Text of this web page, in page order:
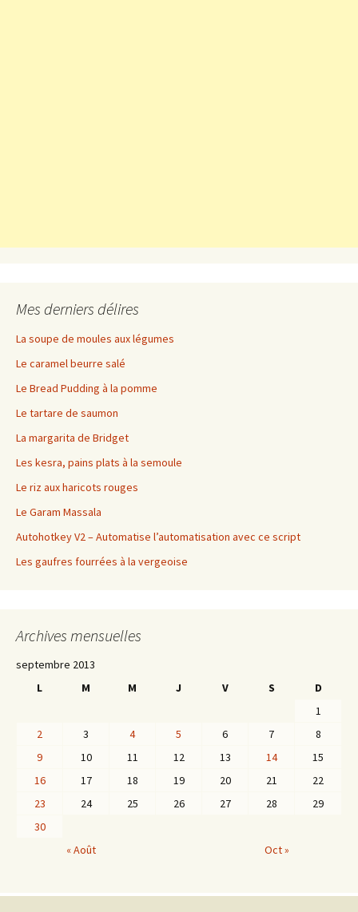
Mes derniers délires
La soupe de moules aux légumes
Le caramel beurre salé
Le Bread Pudding à la pomme
Le tartare de saumon
La margarita de Bridget
Les kesra, pains plats à la semoule
Le riz aux haricots rouges
Le Garam Massala
Autohotkey V2 – Automatise l’automatisation avec ce script
Les gaufres fourrées à la vergeoise
Archives mensuelles
septembre 2013
L
M M J V S
D
1
2
3 4 5 6 7
8
9
10 11 12 13 14
15
16
17 18 19 20 21
22
23
24 25 26 27 28
29
30
« Août
Oct »